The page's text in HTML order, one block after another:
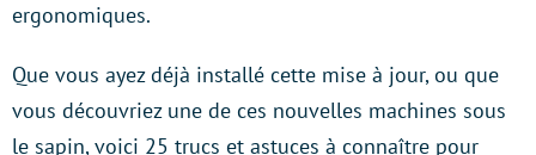
ergonomiques.
Que vous ayez déjà installé cette mise à jour, ou que
vous découvriez une de ces nouvelles machines sous
le sapin, voici 25 trucs et astuces à connaître pour